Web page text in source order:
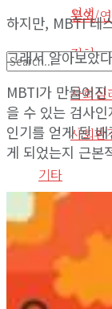
인생
정치
사회심
사회환
기타
라이프
문의/연
문의/
No Result
View All Result
하지만, MBTI 테
그래서 알아보았
MBTI가 만들어
을 수 있는 검사
인기를 얻게 된
게 되었는지 근본